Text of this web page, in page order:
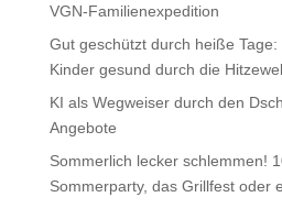
VGN-Familienexpedition
Gut geschützt durch heiße
Kinder gesund durch die
KI als Wegweiser durch den
Angebote
Sommerlich lecker schlemmen!
Sommerparty, das Grillfest oder